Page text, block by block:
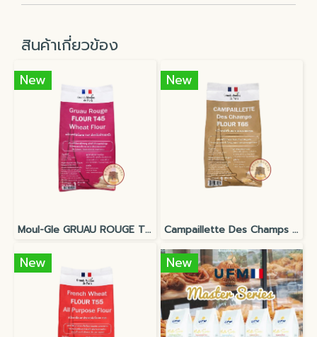
สินค้าเกี่ยวข้อง
New
Moul-Gle GRUAU ROUGE T45 (Grands Moulins de Paris)
New
Campaillette Des Champs Wheat flour T65 (Grands Moulins de Paris)
New New